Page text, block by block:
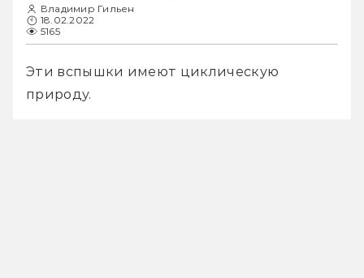
Владимир Гильен
18.02.2022
5165
Эти вспышки имеют циклическую
природу.